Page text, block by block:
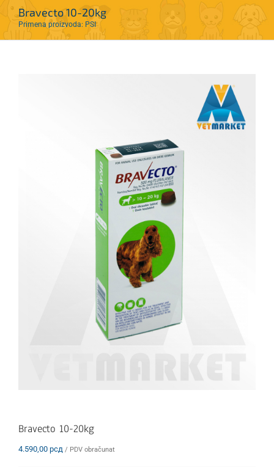
Bravecto 10-20kg
Primena proizvoda: PSI
Bravecto 10-20kg
4.590,00 рсд / PDV obračunat